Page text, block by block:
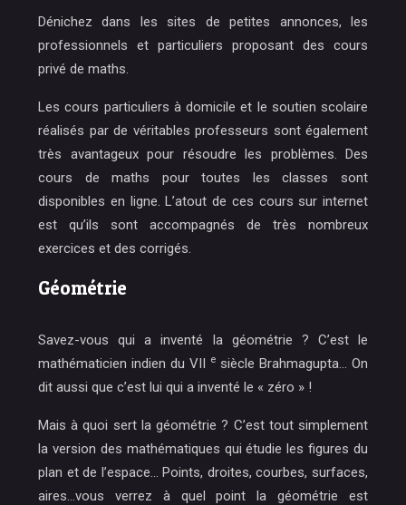
Dénichez dans les sites de petites annonces, les
professionnels et particuliers proposant des cours
privé de maths.
Les cours particuliers à domicile et le soutien scolaire
réalisés par de véritables professeurs sont également
très avantageux pour résoudre les problèmes. Des
cours de maths pour toutes les classes sont
disponibles en ligne. L’atout de ces cours sur internet
est qu’ils sont accompagnés de très nombreux
exercices et des corrigés.
Géométrie
Savez-vous qui a inventé la géométrie ? C’est le
mathématicien indien du VII e siècle Brahmagupta… On
dit aussi que c’est lui qui a inventé le « zéro » !
Mais à quoi sert la géométrie ? C’est tout simplement
la version des mathématiques qui étudie les figures du
plan et de l’espace… Points, droites, courbes, surfaces,
aires…vous verrez à quel point la géométrie est